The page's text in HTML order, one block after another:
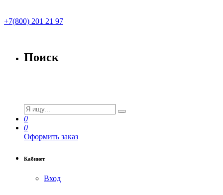
+7(800) 201 21 97
Поиск
0
0
Оформить заказ
Кабинет
Вход